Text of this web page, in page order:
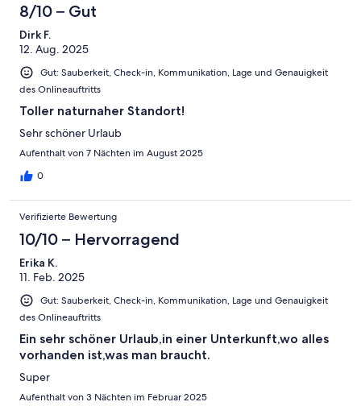
8/10 – Gut
Dirk F.
12. Aug. 2025
Gut: Sauberkeit, Check-in, Kommunikation, Lage und Genauigkeit
des Onlineauftritts
Toller naturnaher Standort!
Sehr schöner Urlaub
Aufenthalt von 7 Nächten im August 2025
0
Verifizierte Bewertung
10/10 – Hervorragend
Erika K.
11. Feb. 2025
Gut: Sauberkeit, Check-in, Kommunikation, Lage und Genauigkeit
des Onlineauftritts
Ein sehr schöner Urlaub,in einer Unterkunft,wo alles
vorhanden ist,was man braucht.
Super
Aufenthalt von 3 Nächten im Februar 2025